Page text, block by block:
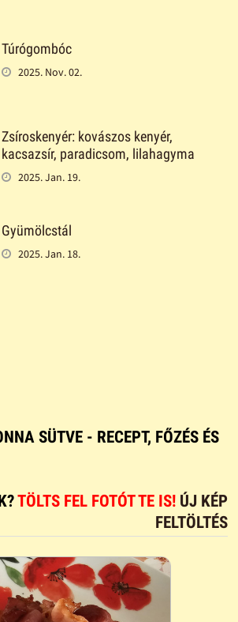
Túrógombóc
2025. Nov. 02.
Zsíroskenyér: kovászos kenyér,
kacsazsír, paradicsom, lilahagyma
2025. Jan. 19.
Gyümölcstál
2025. Jan. 18.
SÜTVE - RECEPT, FŐZÉS ÉS
TÖLTS FEL FOTÓT TE IS! ÚJ KÉP
FELTÖLTÉS